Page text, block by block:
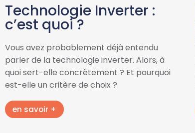
Technologie Inverter :
c’est quoi ?
Vous avez probablement déjà entendu
parler de la technologie inverter. Alors, à
quoi sert-elle concrètement ? Et pourquoi
est-elle un critère de choix ?
en savoir +